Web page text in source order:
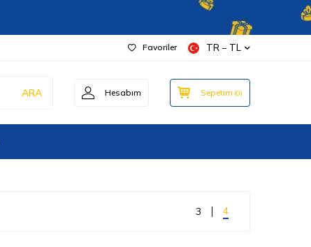
Favoriler TR − TL
ARA Hesabım Sepetim (0)
3 4